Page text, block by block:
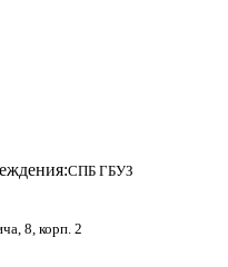
СПБ ГБУЗ
8, корп. 2